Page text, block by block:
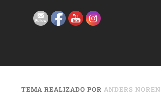
TEMA REALIZADO POR ANDERS NOREN